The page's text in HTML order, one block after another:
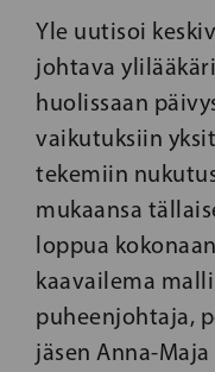
Yle uutisoi
johtava
huolissaan
vaikutuksiin
tekemiin
mukaansa
loppua
kaavailema
puheenjohtaja,
jäsen Anna-